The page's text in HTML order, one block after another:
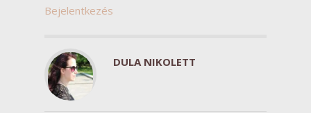
Bejelentkezés
DULA NIKOLETT